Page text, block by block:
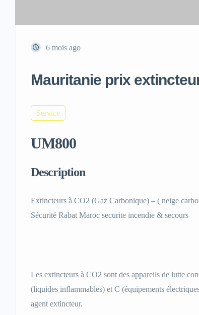
6 mois ago
Mauritanie prix
Service
UM800
Description
Extincteurs à CO2 (Gaz Carbonique) – ( neige
Sécurité Rabat Maroc securite incendie & secours
Les extincteurs à CO2 sont des appareils de lutte
(liquides inflammables) et C (équipements
agent extincteur.